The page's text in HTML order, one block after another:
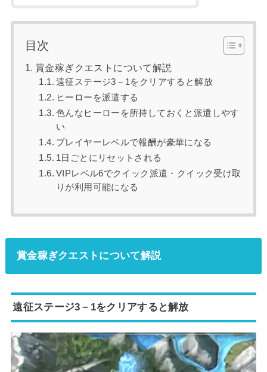
目次
賞金稼ぎクエストについて解説
遠征ステージ3－1をクリアすると解放
ヒーローを派遣する
色んなヒーローを所持しておくと派遣しやす
い
プレイヤーレベルで報酬が豪華になる
1日ごとにリセットされる
VIPレベル6でクイック派遣・クイック受け取
りが利用可能になる
賞金稼ぎクエストについて解説
遠征ステージ3－1をクリアすると解放